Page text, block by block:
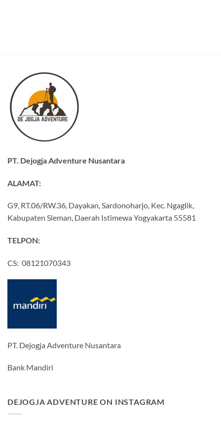
PT. Dejogja Adventure Nusantara
ALAMAT:
G9, RT.06/RW.36, Dayakan, Sardonoharjo, Kec. Ngaglik,
Kabupaten Sleman, Daerah Istimewa Yogyakarta 55581
TELPON:
CS: 08121070343
PT. Dejogja Adventure Nusantara
Bank Mandiri
DEJOGJA ADVENTURE ON INSTAGRAM